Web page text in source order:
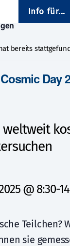
Info für...
bereits
Day
weltweit
@ 8:30-
Teilchen?
sie